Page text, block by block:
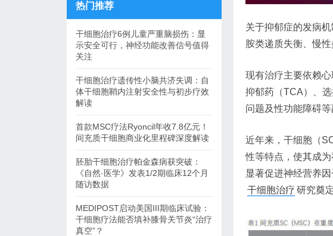
关于抑郁症的发病
胺类递质失衡、慢
现有治疗主要依赖
抑郁药（TCA）、
问题及性功能障碍等
近年来，干细胞（
性等特点，使其成
显著促进神经营养
干细胞治疗 研究奠
热门推荐
干细胞治疗6例儿童严重脑损伤：显
示安全可行，神经功能改善信号值得
关注
干细胞治疗遗传性小脑共济失调：自
体干细胞鞘内注射安全性与初步疗效
解读
首款MSC疗法Ryoncil年收7.8亿元！
间充质干细胞商业化里程碑深度解读
胚胎干细胞治疗帕金森病获突破：
《自然·医学》发表1/2期临床12个月
随访数据
MEDIPOST启动美国III期临床试验：
干细胞疗法能否填补膝骨关节炎“治疗
真空”？